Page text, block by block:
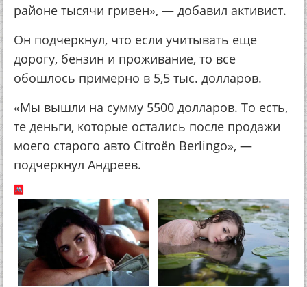
районе тысячи гривен», — добавил активист.
Он подчеркнул, что если учитывать еще
дорогу, бензин и проживание, то все
обошлось примерно в 5,5 тыс. долларов.
«Мы вышли на сумму 5500 долларов. То есть,
те деньги, которые остались после продажи
моего старого авто Citroën Berlingo», —
подчеркнул Андреев.